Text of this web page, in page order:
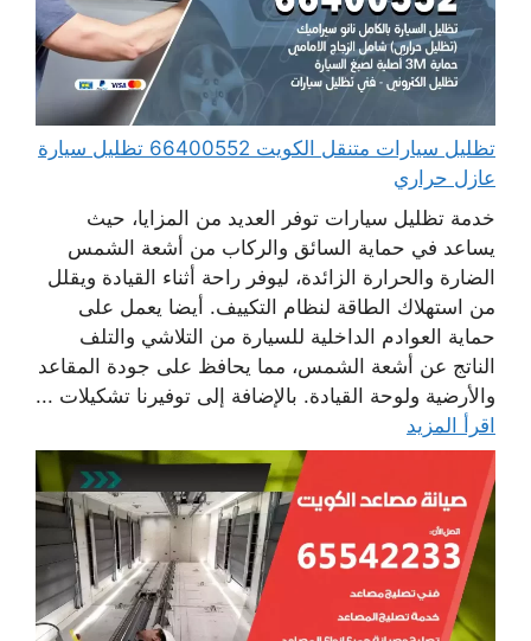
تظليل سيارات متنقل الكويت 66400552 تظليل سيارة
عازل حراري
خدمة تظليل سيارات توفر العديد من المزايا، حيث
يساعد في حماية السائق والركاب من أشعة الشمس
الضارة والحرارة الزائدة، ليوفر راحة أثناء القيادة ويقلل
من استهلاك الطاقة لنظام التكييف. أيضا يعمل على
حماية العوادم الداخلية للسيارة من التلاشي والتلف
الناتج عن أشعة الشمس، مما يحافظ على جودة المقاعد
والأرضية ولوحة القيادة. بالإضافة إلى توفيرنا تشكيلات ...
اقرأ المزيد